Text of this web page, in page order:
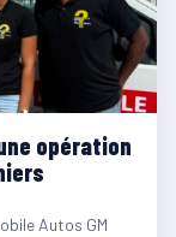
opération
Autos GM